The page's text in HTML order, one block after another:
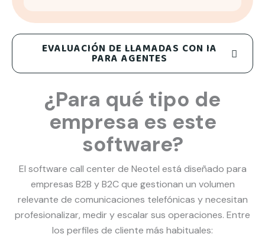
EVALUACIÓN DE LLAMADAS CON IA
PARA AGENTES
¿Para qué tipo de
empresa es este
software?
El software call center de Neotel está diseñado para
empresas B2B y B2C que gestionan un volumen
relevante de comunicaciones telefónicas y necesitan
profesionalizar, medir y escalar sus operaciones. Entre
los perfiles de cliente más habituales: